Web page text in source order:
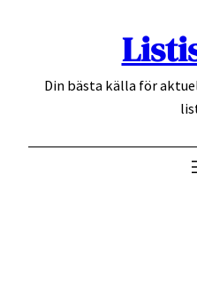
Din bästa källa för